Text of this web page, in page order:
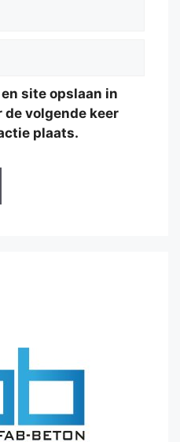
site opslaan in
de volgende keer
plaats.